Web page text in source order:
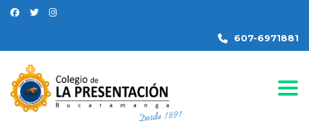
607-6971881